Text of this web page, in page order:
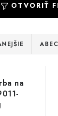
OTVORIŤ
na